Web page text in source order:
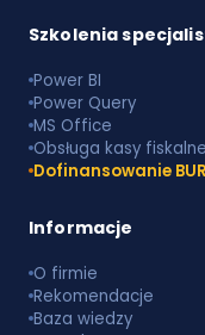
Szkolenia
Power BI
Power Query
MS Office
Obsługa kasy
Dofinansowanie
Informacje
O firmie
Rekomendacje
Baza wiedzy